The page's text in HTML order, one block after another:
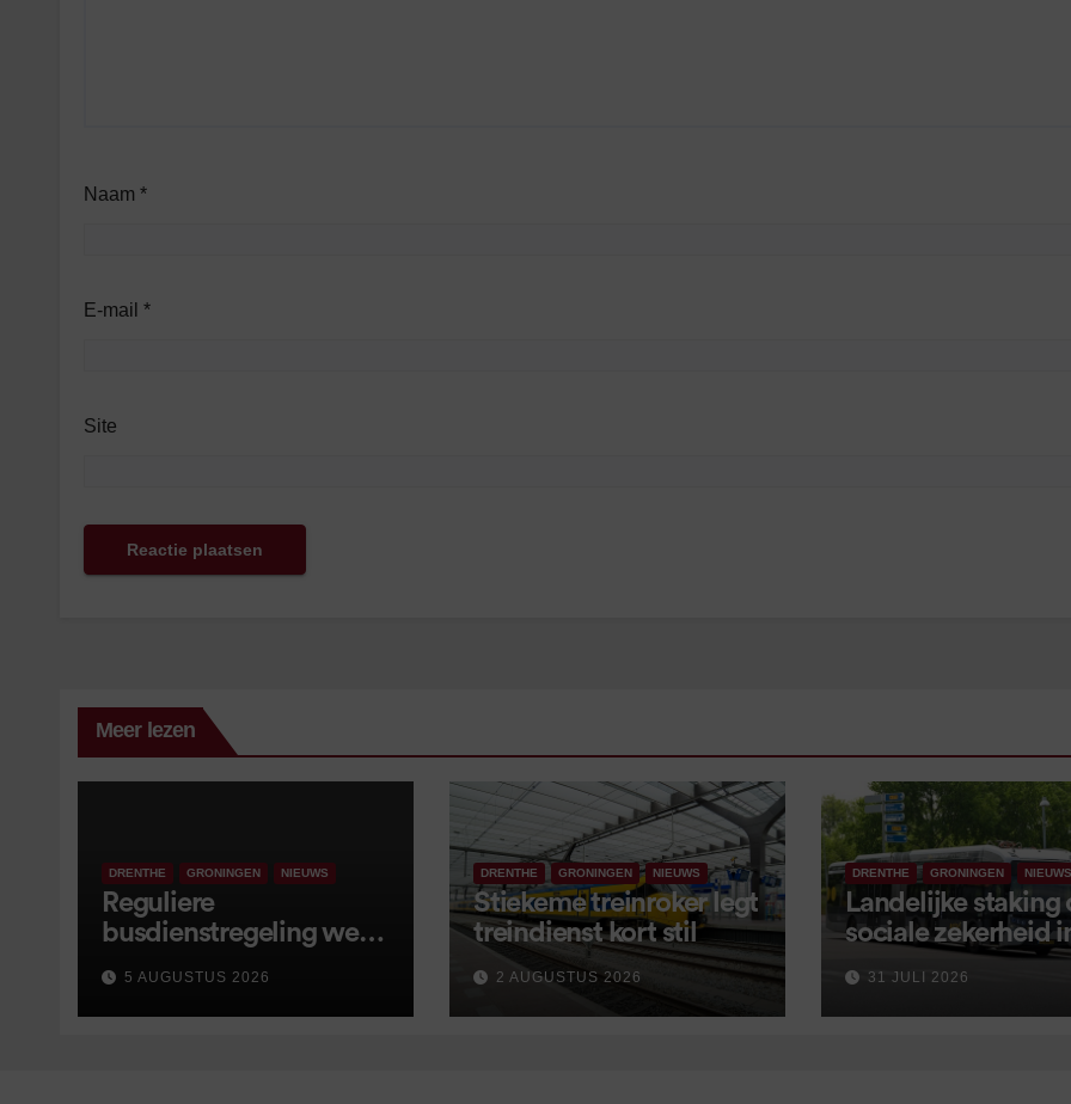
Naam *
E-mail *
Site
Meer lezen
DRENTHE GRONINGEN NIEUWS
Reguliere
busdienstregeling weer
van start, met kleine
wijzigingen
5 AUGUSTUS 2026
DRENTHE GRONINGEN NIEUWS
Stiekeme treinroker legt
treindienst kort stil
2 AUGUSTUS 2026
DRENTHE GRONINGEN NIEUWS
Landelijke staking
sociale zekerheid
aangekondigd
september
31 JULI 2026